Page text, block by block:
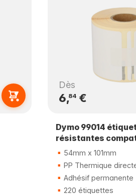
Dès
6,84€
Dymo 99014
résistantes
54mm x 101mm
PP Thermique
Adhésif permanente
220 étiquettes